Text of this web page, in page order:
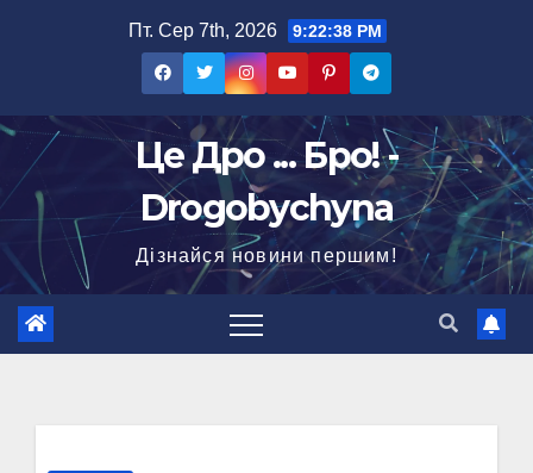
Пт. Сер 7th, 2026 9:22:39 PM
Це Дро ... Бро! -
Drogobychyna
Дізнайся новини першим!